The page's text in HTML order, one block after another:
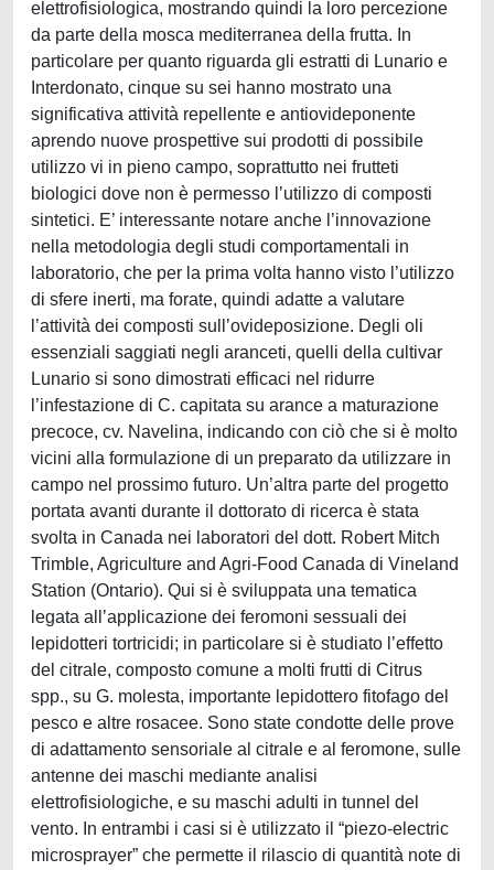
elettrofisiologica, mostrando quindi la loro percezione
da parte della mosca mediterranea della frutta. In
particolare per quanto riguarda gli estratti di Lunario e
Interdonato, cinque su sei hanno mostrato una
significativa attività repellente e antiovideponente
aprendo nuove prospettive sui prodotti di possibile
utilizzo vi in pieno campo, soprattutto nei frutteti
biologici dove non è permesso l’utilizzo di composti
sintetici. E’ interessante notare anche l’innovazione
nella metodologia degli studi comportamentali in
laboratorio, che per la prima volta hanno visto l’utilizzo
di sfere inerti, ma forate, quindi adatte a valutare
l’attività dei composti sull’ovideposizione. Degli oli
essenziali saggiati negli aranceti, quelli della cultivar
Lunario si sono dimostrati efficaci nel ridurre
l’infestazione di C. capitata su arance a maturazione
precoce, cv. Navelina, indicando con ciò che si è molto
vicini alla formulazione di un preparato da utilizzare in
campo nel prossimo futuro. Un’altra parte del progetto
portata avanti durante il dottorato di ricerca è stata
svolta in Canada nei laboratori del dott. Robert Mitch
Trimble, Agriculture and Agri-Food Canada di Vineland
Station (Ontario). Qui si è sviluppata una tematica
legata all’applicazione dei feromoni sessuali dei
lepidotteri tortricidi; in particolare si è studiato l’effetto
del citrale, composto comune a molti frutti di Citrus
spp., su G. molesta, importante lepidottero fitofago del
pesco e altre rosacee. Sono state condotte delle prove
di adattamento sensoriale al citrale e al feromone, sulle
antenne dei maschi mediante analisi
elettrofisiologiche, e su maschi adulti in tunnel del
vento. In entrambi i casi si è utilizzato il “piezo-electric
microsprayer” che permette il rilascio di quantità note di